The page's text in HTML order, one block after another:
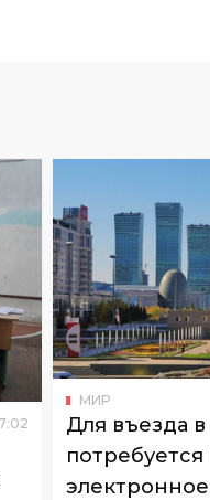
02
МИР
Для въезда в
потребуется
Стоимость
оформления
проект
стадии